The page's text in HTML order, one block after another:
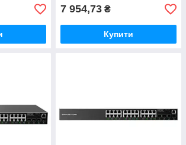
7 954,73 ₴
Купити